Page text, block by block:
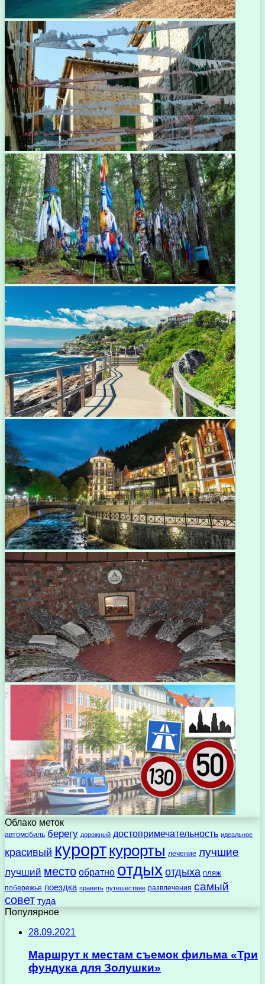
Облако меток
автомобиль берегу дорожный достопримечательность идеальное
красивый курорткурорты лечение лучшие
лучший место обратно отдыхотдыха пляж
побережье поездка править путешествие развлечения самый
совет туда
Популярное
28.09.2021
Маршрут к местам съемок фильма «Три
фундука для Золушки»